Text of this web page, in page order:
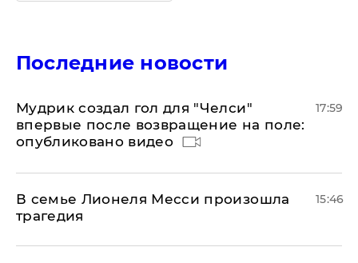
Последние новости
Мудрик создал гол для "Челси"
впервые после возвращение на поле:
опубликовано видео
17:59
В семье Лионеля Месси произошла
трагедия
15:46